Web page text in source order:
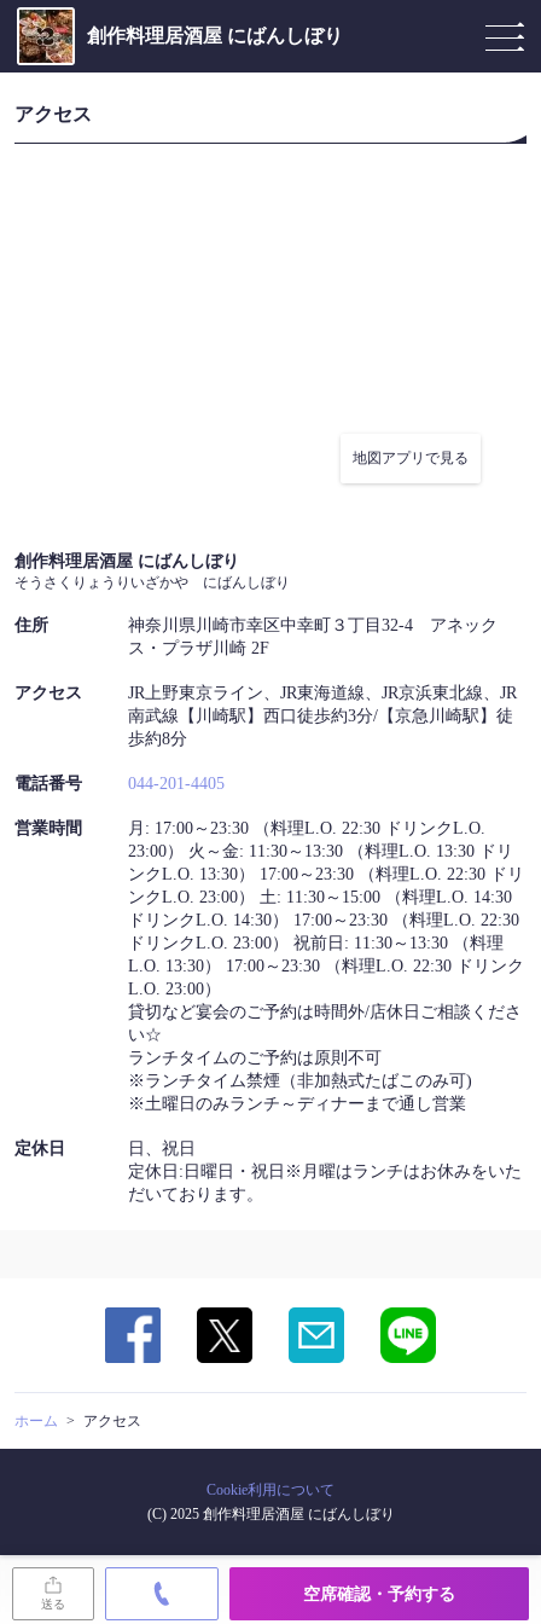
創作料理居酒屋 にばんしぼり
アクセス
地図アプリで見る
創作料理居酒屋 にばんしぼり
そうさくりょうりいざかや にばんしぼり
住所
神奈川県川崎市幸区中幸町３丁目32-4 アネック
ス・プラザ川崎 2F
アクセス
JR上野東京ライン、JR東海道線、JR京浜東北線、JR
南武線【川崎駅】西口徒歩約3分/【京急川崎駅】徒
歩約8分
電話番号 044-201-4405
営業時間
月: 17:00～23:30 （料理L.O. 22:30 ドリンクL.O.
23:00） 火～金: 11:30～13:30 （料理L.O. 13:30 ドリ
ンクL.O. 13:30） 17:00～23:30 （料理L.O. 22:30 ドリ
ンクL.O. 23:00） 土: 11:30～15:00 （料理L.O. 14:30
ドリンクL.O. 14:30） 17:00～23:30 （料理L.O. 22:30
ドリンクL.O. 23:00） 祝前日: 11:30～13:30 （料理
L.O. 13:30） 17:00～23:30 （料理L.O. 22:30 ドリンク
L.O. 23:00）
貸切など宴会のご予約は時間外/店休日ご相談くださ
い☆
ランチタイムのご予約は原則不可
※ランチタイム禁煙（非加熱式たばこのみ可)
※土曜日のみランチ～ディナーまで通し営業
定休日
日、祝日
定休日:日曜日・祝日※月曜はランチはお休みをいた
だいております。
ホーム アクセス
Cookie利用について
(C) 2025 創作料理居酒屋 にばんしぼり
この店舗情報をシェアする
アクセス | 創作料理居酒屋 にばんしぼり
神奈川県川崎市幸区中幸町３丁目32-4 アネックス・プラザ川崎 2F
https://nibanshibori.owst.jp/map
お店情報をコピー
送る
空席確認・予約する